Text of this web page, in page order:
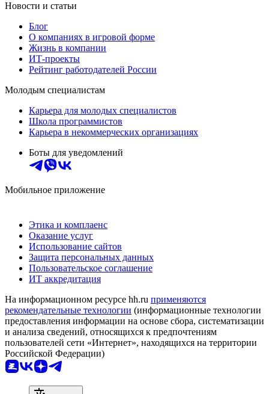
Новости и статьи
Блог
О компаниях в игровой форме
Жизнь в компании
ИТ-проекты
Рейтинг работодателей России
Молодым специалистам
Карьера для молодых специалистов
Школа программистов
Карьера в некоммерческих организациях
Боты для уведомлений
Мобильное приложение
Этика и комплаенс
Оказание услуг
Использование сайтов
Защита персональных данных
Пользовательское соглашение
ИТ аккредитация
На информационном ресурсе hh.ru применяются
рекомендательные технологии (информационные технологии
предоставления информации на основе сбора, систематизации
и анализа сведений, относящихся к предпочтениям
пользователей сети «Интернет», находящихся на территории
Российской Федерации)